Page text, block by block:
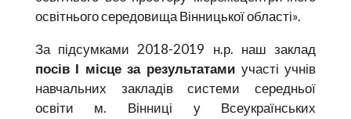
освітнього середовища Вінницької області».
За підсумками 2018-2019 н.р. наш заклад
посів І місце за результатами участі учнів
навчальних закладів системи середньої
освіти м. Вінниці у Всеукраїнських